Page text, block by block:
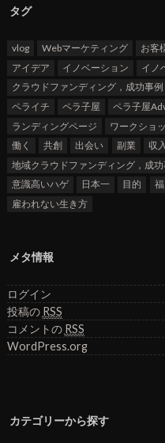
タグ
vlog Webマーケティング お客
アイデア
イノベーション イノ
クラウドファンディング，成功事例
ペライチ
ペラ子屋 ペラ子屋
ランディングページ
ワークショ
働く
共創 出会い 副業 収入
地域クラウドファンディング，成功
意識高いハゲ
日本一 目的
雇われない生き方
メタ情報
ログイン
投稿の RSS
コメントの RSS
WordPress.org
カテゴリーから探す